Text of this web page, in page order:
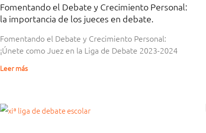
Fomentando el Debate y Crecimiento Personal:
la importancia de los jueces en debate.
Fomentando el Debate y Crecimiento Personal:
¡Únete como Juez en la Liga de Debate 2023-2024
Leer más